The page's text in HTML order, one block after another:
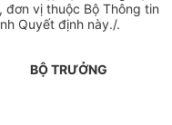
vị thuộc Bộ Thông tin
Quyết định này./.
BỘ TRƯỞNG